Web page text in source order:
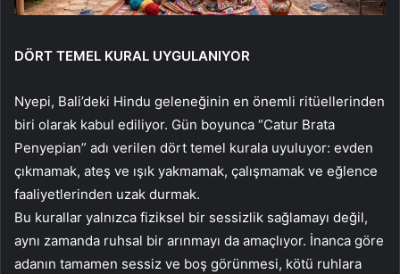
DÖRT TEMEL KURAL UYGULANIYOR
Nyepi, Bali’deki Hindu geleneğinin en önemli ritüellerinden
biri olarak kabul ediliyor. Gün boyunca “Catur Brata
Penyepian” adı verilen dört temel kurala uyuluyor: evden
çıkmamak, ateş ve ışık yakmamak, çalışmamak ve eğlence
faaliyetlerinden uzak durmak.
Bu kurallar yalnızca fiziksel bir sessizlik sağlamayı değil,
aynı zamanda ruhsal bir arınmayı da amaçlıyor. İnanca göre
adanın tamamen sessiz ve boş görünmesi, kötü ruhlara